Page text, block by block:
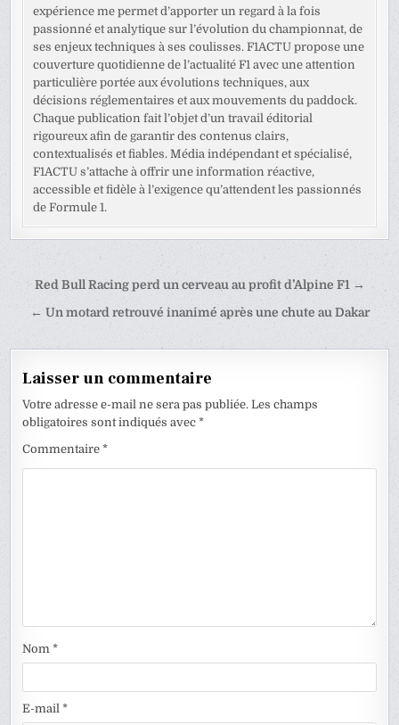
expérience me permet d’apporter un regard à la fois
passionné et analytique sur l’évolution du championnat, de
ses enjeux techniques à ses coulisses. F1ACTU propose une
couverture quotidienne de l’actualité F1 avec une attention
particulière portée aux évolutions techniques, aux
décisions réglementaires et aux mouvements du paddock.
Chaque publication fait l’objet d’un travail éditorial
rigoureux afin de garantir des contenus clairs,
contextualisés et fiables. Média indépendant et spécialisé,
F1ACTU s’attache à offrir une information réactive,
accessible et fidèle à l’exigence qu’attendent les passionnés
de Formule 1.
Navigation
de
Red Bull Racing perd un cerveau au profit d’Alpine F1 →
← Un motard retrouvé inanimé après une chute au Dakar
Laisser un commentaire
Votre adresse e-mail ne sera pas publiée. Les champs
obligatoires sont indiqués avec*
Commentaire*
Nom*
E-mail*